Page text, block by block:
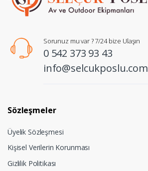
Sorunuz mu var ? 7/24 bize Ulaşın
0 542 373 93 43
info@selcukposlu.com
Sözleşmeler
Üyelik Sözleşmesi
Kişisel Verilerin Korunması
Gizlilik Politikası